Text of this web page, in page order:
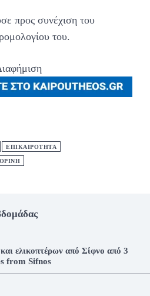
προς συνέχιση του
του.
ΕΠΙΚΑΙΡΟΤΗΤΑ
ελικοπτέρων από Σίφνο από 3
from Sifnos